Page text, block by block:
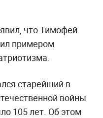
что Тимофей
примером
старейший в
войны
105 лет. Об этом